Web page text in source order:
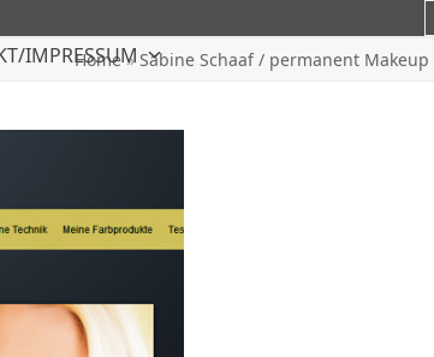
IMPRESSUM
Home»Sabine Schaaf / permanent Makeup